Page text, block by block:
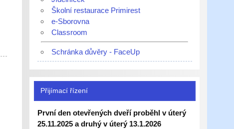
Školní restaurace Primirest
e-Sborovna
Classroom
Schránka důvěry - FaceUp
Přijímací řízení
První den otevřených dveří proběhl v úterý
25.11.2025 a druhý v úterý 13.1.2026